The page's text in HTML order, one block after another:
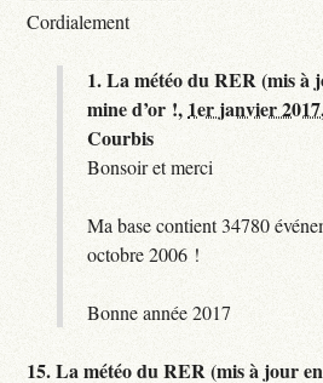
Cordialement
1.La météo du RER (mis à
mine d’or !, 1er janvier
Courbis
Bonsoir et merci
Ma base contient 34780
octobre 2006 !
Bonne année 2017
15.La météo du RER (mis à jour